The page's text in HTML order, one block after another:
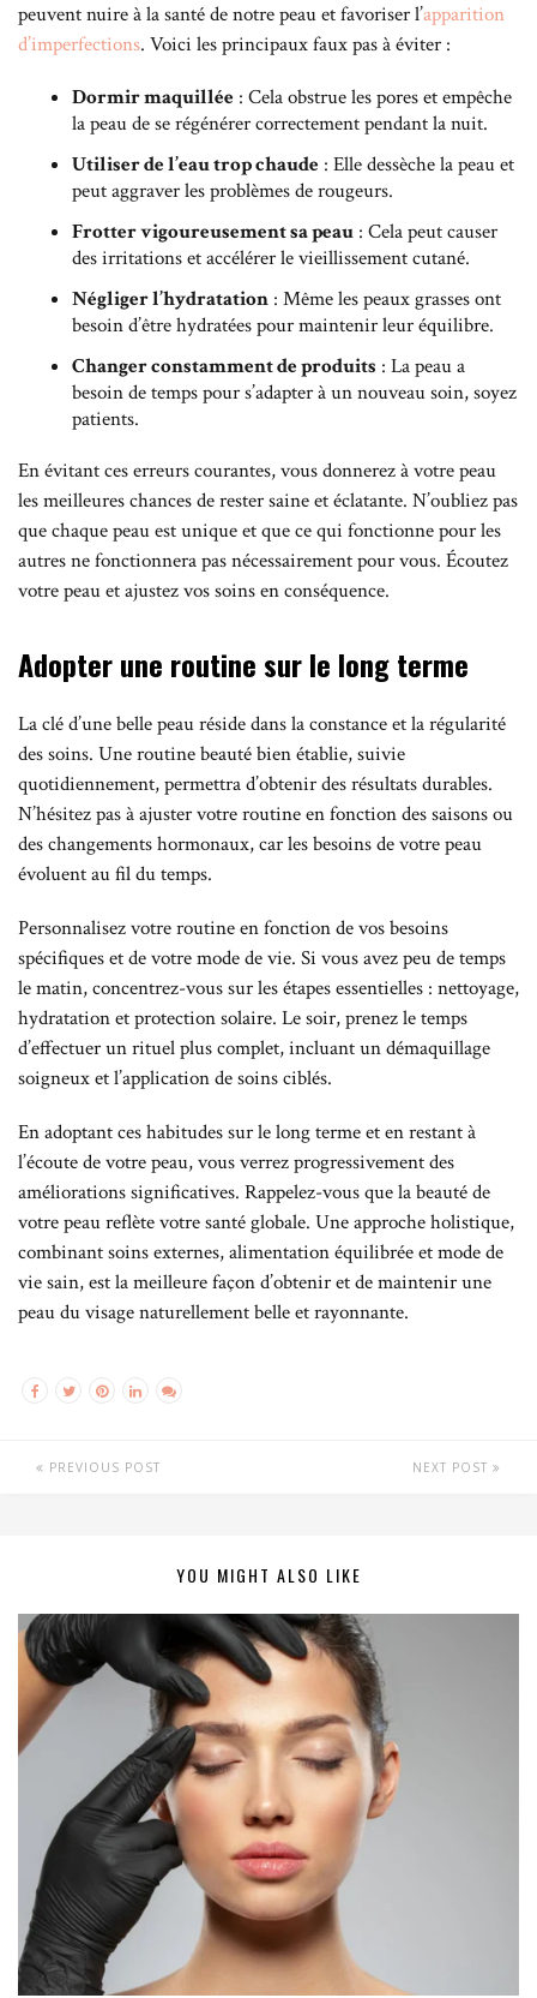
peuvent nuire à la santé de notre peau et favoriser l’apparition
d’imperfections. Voici les principaux faux pas à éviter :
Dormir maquillée : Cela obstrue les pores et empêche
la peau de se régénérer correctement pendant la nuit.
Utiliser de l’eau trop chaude : Elle dessèche la peau et
peut aggraver les problèmes de rougeurs.
Frotter vigoureusement sa peau : Cela peut causer
des irritations et accélérer le vieillissement cutané.
Négliger l’hydratation : Même les peaux grasses ont
besoin d’être hydratées pour maintenir leur équilibre.
Changer constamment de produits : La peau a
besoin de temps pour s’adapter à un nouveau soin, soyez
patients.
En évitant ces erreurs courantes, vous donnerez à votre peau
les meilleures chances de rester saine et éclatante. N’oubliez pas
que chaque peau est unique et que ce qui fonctionne pour les
autres ne fonctionnera pas nécessairement pour vous. Écoutez
votre peau et ajustez vos soins en conséquence.
Adopter une routine sur le long terme
La clé d’une belle peau réside dans la constance et la régularité
des soins. Une routine beauté bien établie, suivie
quotidiennement, permettra d’obtenir des résultats durables.
N’hésitez pas à ajuster votre routine en fonction des saisons ou
des changements hormonaux, car les besoins de votre peau
évoluent au fil du temps.
Personnalisez votre routine en fonction de vos besoins
spécifiques et de votre mode de vie. Si vous avez peu de temps
le matin, concentrez-vous sur les étapes essentielles : nettoyage,
hydratation et protection solaire. Le soir, prenez le temps
d’effectuer un rituel plus complet, incluant un démaquillage
soigneux et l’application de soins ciblés.
En adoptant ces habitudes sur le long terme et en restant à
l’écoute de votre peau, vous verrez progressivement des
améliorations significatives. Rappelez-vous que la beauté de
votre peau reflète votre santé globale. Une approche holistique,
combinant soins externes, alimentation équilibrée et mode de
vie sain, est la meilleure façon d’obtenir et de maintenir une
peau du visage naturellement belle et rayonnante.
PREVIOUS POST NEXT POST
YOU MIGHT ALSO LIKE